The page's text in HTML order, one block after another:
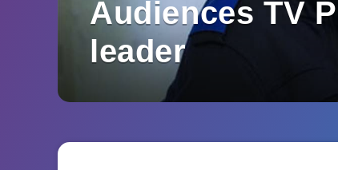
Audiences TV
leader